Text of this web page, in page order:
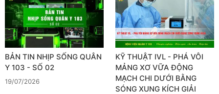
BẢN TIN NHỊP SỐNG QUÂN
Y 103 - SỐ 02
19/07/2026
KỸ THUẬT IVL - PHÁ VÔI
MẢNG XƠ VỮA ĐỘNG
MẠCH CHI DƯỚI BẰNG
SÓNG XUNG KÍCH GIẢI